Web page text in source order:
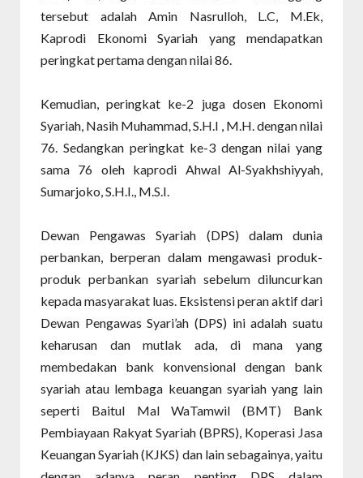
tersebut adalah Amin Nasrulloh, L.C, M.Ek,
Kaprodi Ekonomi Syariah yang mendapatkan
peringkat pertama dengan nilai 86.
Kemudian, peringkat ke-2 juga dosen Ekonomi
Syariah, Nasih Muhammad, S.H.I , M.H. dengan nilai
76. Sedangkan peringkat ke-3 dengan nilai yang
sama 76 oleh kaprodi Ahwal Al-Syakhshiyyah,
Sumarjoko, S.H.I., M.S.I.
Dewan Pengawas Syariah (DPS) dalam dunia
perbankan, berperan dalam mengawasi produk-
produk perbankan syariah sebelum diluncurkan
kepada masyarakat luas. Eksistensi peran aktif dari
Dewan Pengawas Syari’ah (DPS) ini adalah suatu
keharusan dan mutlak ada, di mana yang
membedakan bank konvensional dengan bank
syariah atau lembaga keuangan syariah yang lain
seperti Baitul Mal WaTamwil (BMT) Bank
Pembiayaan Rakyat Syariah (BPRS), Koperasi Jasa
Keuangan Syariah (KJKS) dan lain sebagainya, yaitu